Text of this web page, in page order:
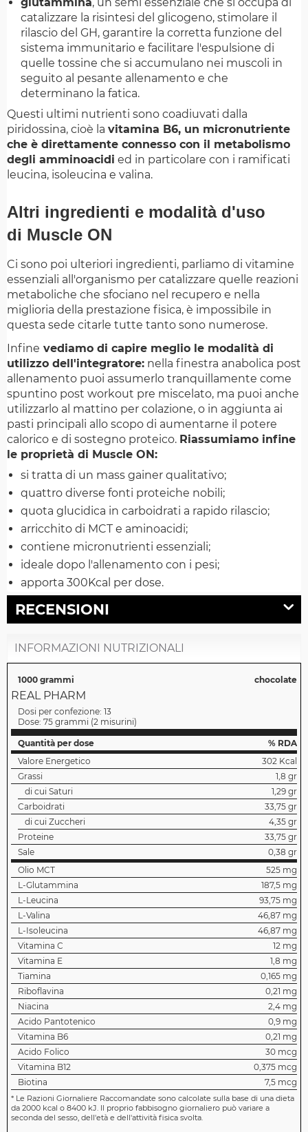
glutammina, un semi essenziale che si occupa di
catalizzare la risintesi del glicogeno, stimolare il
rilascio del GH, garantire la corretta funzione del
sistema immunitario e facilitare l'espulsione di
quelle tossine che si accumulano nei muscoli in
seguito al pesante allenamento e che
determinano la fatica.
Questi ultimi nutrienti sono coadiuvati dalla
piridossina, cioè la vitamina B6, un micronutriente
che è direttamente connesso con il metabolismo
degli amminoacidi ed in particolare con i ramificati
leucina, isoleucina e valina.
Altri ingredienti e modalità d'uso
di Muscle ON
Ci sono poi ulteriori ingredienti, parliamo di vitamine
essenziali all'organismo per catalizzare quelle reazioni
metaboliche che sfociano nel recupero e nella
miglioria della prestazione fisica, è impossibile in
questa sede citarle tutte tanto sono numerose.
Infine vediamo di capire meglio le modalità di
utilizzo dell'integratore: nella finestra anabolica post
allenamento puoi assumerlo tranquillamente come
spuntino post workout pre miscelato, ma puoi anche
utilizzarlo al mattino per colazione, o in aggiunta ai
pasti principali allo scopo di aumentarne il potere
calorico e di sostegno proteico. Riassumiamo infine
le proprietà di Muscle ON:
si tratta di un mass gainer qualitativo;
quattro diverse fonti proteiche nobili;
quota glucidica in carboidrati a rapido rilascio;
arricchito di MCT e aminoacidi;
contiene micronutrienti essenziali;
ideale dopo l'allenamento con i pesi;
apporta 300Kcal per dose.
RECENSIONI
INFORMAZIONI NUTRIZIONALI
1000 grammi chocolate
REAL PHARM
Dosi per confezione: 13
Dose: 75 grammi (2 misurini)
Quantità per dose
% RDA
Valore Energetico
302 Kcal
Grassi
1,8 gr
di cui Saturi
1,29 gr
Carboidrati
33,75 gr
di cui Zuccheri
4,35 gr
Proteine
33,75 gr
Sale
0,38 gr
Olio MCT
525 mg
L-Glutammina
187,5 mg
L-Leucina
93,75 mg
L-Valina
46,87 mg
L-Isoleucina
46,87 mg
Vitamina C
12 mg
Vitamina E
1,8 mg
Tiamina
0,165 mg
Riboflavina
0,21 mg
Niacina
2,4 mg
Acido Pantotenico
0,9 mg
Vitamina B6
0,21 mg
Acido Folico
30 mcg
Vitamina B12
0,375 mcg
Biotina
7,5 mcg
* Le Razioni Giornaliere Raccomandate sono calcolate sulla base di una dieta
da 2000 kcal o 8400 kJ. Il proprio fabbisogno giornaliero può variare a
seconda del sesso, dell'età e dell'attività fisica svolta.